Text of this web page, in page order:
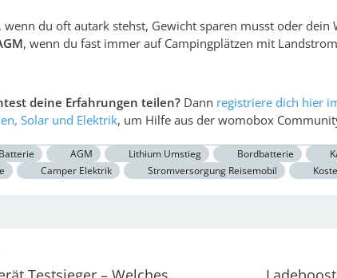
, wenn du oft autark stehst, Gewicht sparen musst oder dein
, wenn du fast immer auf Campingplätzen mit
deine Erfahrungen teilen? Dann registriere dich hier
Solar und Elektrik, um Hilfe aus der womobox
AGM Lithium Umstieg Bordbatterie
Camper Elektrik Stromversorgung Reisemobil